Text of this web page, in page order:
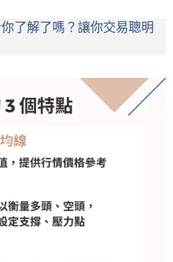
了解了嗎？讓你交易聰明